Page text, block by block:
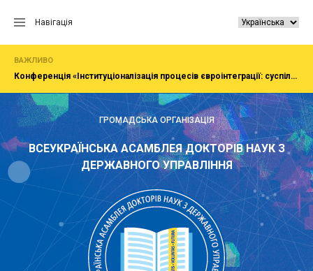
Навігація
ВАЖЛИВО
Конференція «Інституціоналізація процесів євроінтеграції: суспільство, економіка, адміністрування»
ГРОМАДСЬКА ОРГАНІЗАЦІЯ
ВСЕУКРАЇНСЬКА АСАМБЛЕЯ ДОКТОРІВ НАУК З
ДЕРЖАВНОГО УПРАВЛІННЯ